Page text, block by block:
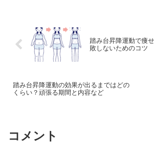
踏み台昇降運動で痩
敗しないためのコツ
踏み台昇降運動の効果が出るまではどの
くらい？頑張る期間と内容など
コメント